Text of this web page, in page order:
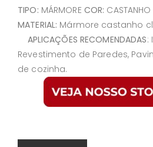
TIPO: MÁRMORE COR: CASTANHO
MATERIAL: Mármore castanho
APLICAÇÕES RECOMENDADAS:
Revestimento de Paredes,
de cozinha.